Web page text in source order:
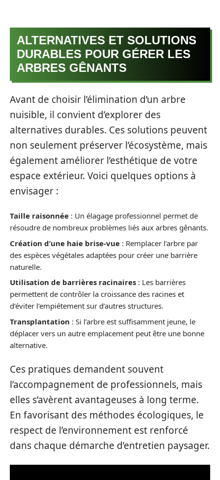
ALTERNATIVES ET SOLUTIONS
DURABLES POUR GÉRER LES
ARBRES GÊNANTS
Avant de choisir l’élimination d’un arbre
nuisible, il convient d’explorer des
alternatives durables. Ces solutions peuvent
non seulement préserver l’écosystème, mais
également améliorer l’esthétique de votre
espace extérieur. Voici quelques options à
envisager :
Taille raisonnée : Un élagage professionnel permet de
résoudre de nombreux problèmes liés aux arbres gênants.
Création d’une haie brise-vue : Remplacer l’arbre par
des espèces végétales adaptées pour créer une barrière
naturelle.
Utilisation de barrières racinaires : Les barrières
permettent de contrôler la croissance des racines et
d’éviter l’empiétement sur d’autres structures.
Transplantation : Si l’arbre est suffisamment jeune, le
déplacer vers un autre emplacement peut être une bonne
alternative.
Ces pratiques demandent souvent
l’accompagnement de professionnels, mais
elles s’avèrent avantageuses à long terme.
En favorisant des méthodes écologiques, le
respect de l’environnement est renforcé
dans chaque démarche d’entretien paysager.